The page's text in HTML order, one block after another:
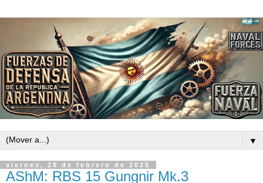
▼
viernes, 28 de febrero de 2025
AShM: RBS 15 Gungnir Mk.3